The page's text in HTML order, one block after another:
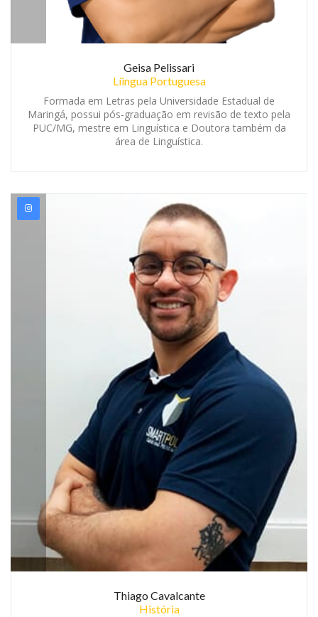
Geisa Pelissari
Líingua Portuguesa
Formada em Letras pela Universidade Estadual de
Maringá, possui pós-graduação em revisão de texto pela
PUC/MG, mestre em Linguística e Doutora também da
área de Linguística.
Thiago Cavalcante
História